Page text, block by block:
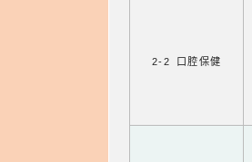
2-2 口腔保健